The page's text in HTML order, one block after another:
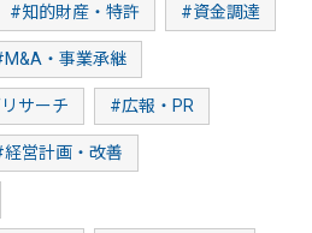
#知的財産・特許 #資金調達
・事業承継
サーチ #広報・PR
経営計画・改善